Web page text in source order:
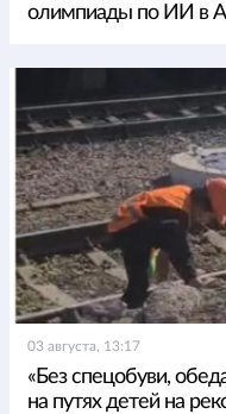
олимпиады по ИИ в
03 августа, 13:17
«Без спецобуви,
на путях детей на